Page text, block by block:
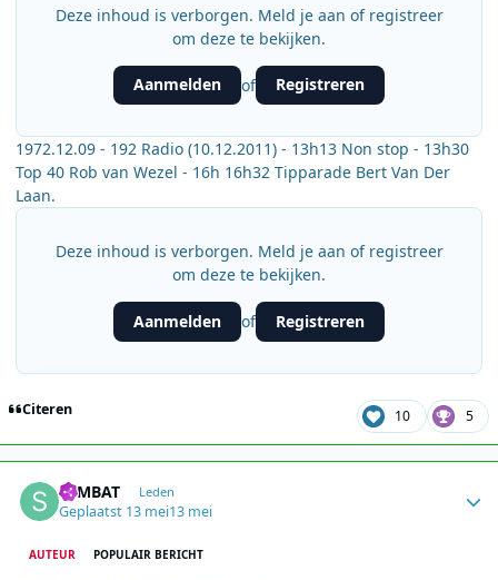
Deze inhoud is verborgen. Meld je aan of registreer
om deze te bekijken.
Aanmelden of Registreren
1972.12.09 - 192 Radio (10.12.2011) - 13h13 Non stop - 13h30
Top 40 Rob van Wezel - 16h 16h32 Tipparade Bert Van Der
Laan.
Deze inhoud is verborgen. Meld je aan of registreer
om deze te bekijken.
Aanmelden of Registreren
Citeren 10 5
SEMBAT Leden
Geplaatst 13 mei13 mei
AUTEUR POPULAIR BERICHT